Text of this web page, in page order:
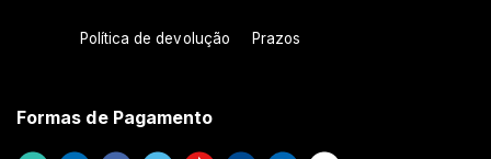
Política de devolução Prazos
Formas de Pagamento